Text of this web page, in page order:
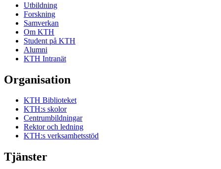
Utbildning
Forskning
Samverkan
Om KTH
Student på KTH
Alumni
KTH Intranät
Organisation
KTH Biblioteket
KTH:s skolor
Centrumbildningar
Rektor och ledning
KTH:s verksamhetsstöd
Tjänster